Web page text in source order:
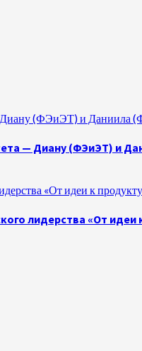
— Диану (ФЭиЭТ) и
— Диану (ФЭиЭТ) и
«От идеи к
лидерства «От идеи